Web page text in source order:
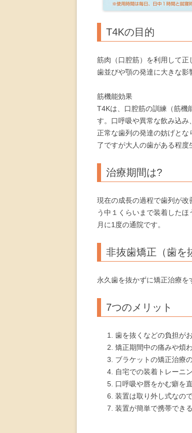
T4Kの目的
筋肉（口腔筋）を利用して正
歯並びや顎の発達に大きな影
筋機能効果
T4Kは、口腔筋の訓練（筋機
す。口呼吸や異常な飲み込み
正常な歯列の発達の妨げと
了ですが大人の歯がある程度
治療期間は?
現在の成長の過程で歯列が
う中１くらいまで装着した
月に1度の通院です。
非抜歯矯正（歯を
永久歯を抜かずに矯正治療を
7つのメリット
歯を抜くなどの負担が
矯正期間中の痛みや煩
ブラケットの矯正治療
自宅での装着トレーニ
口呼吸や唇をかむ癖を
装置は取り外し式なの
装置が簡単で携帯できる